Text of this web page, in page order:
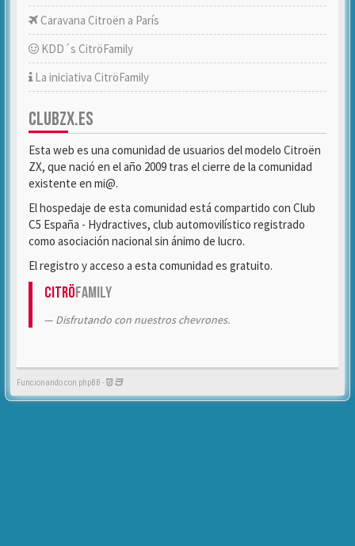
Caravana Citroën a París
KDD´s CitröFamily
La iniciativa CitröFamily
CLUBZX.ES
Esta web es una comunidad de usuarios del modelo Citroën
ZX, que nació en el año 2009 tras el cierre de la comunidad
existente en mi@.
El hospedaje de esta comunidad está compartido con Club
C5 España - Hydractives, club automovilístico registrado
como asociación nacional sin ánimo de lucro.
El registro y acceso a esta comunidad es gratuito.
CitröFamily
Disfrutando con nuestros chevrones.
Funcionando con phpBB -